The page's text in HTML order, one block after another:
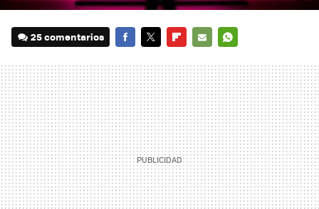
25 comentarios
MAIL